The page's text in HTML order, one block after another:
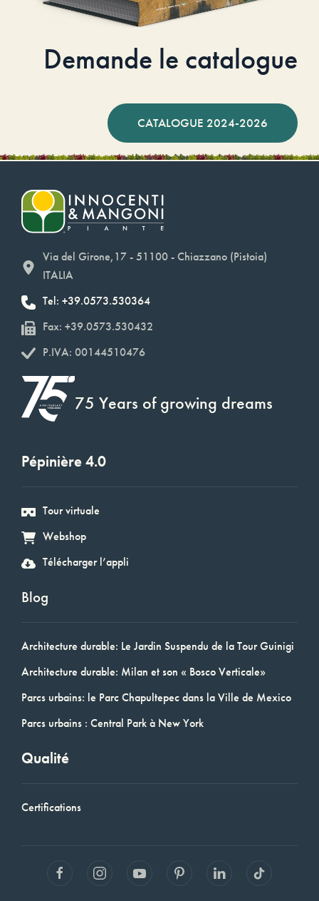
Demande le catalogue
CATALOGUE 2024-2026
Via del Girone,17 - 51100 - Chiazzano (Pistoia)
ITALIA
Tel: +39.0573.530364
Fax: +39.0573.530432
P.IVA: 00144510476
75 Years of growing dreams
Pépinière 4.0
Tour virtuale
Webshop
Télécharger l’appli
Blog
Architecture durable: Le Jardin Suspendu de la Tour Guinigi
Architecture durable: Milan et son « Bosco Verticale»
Parcs urbains: le Parc Chapultepec dans la Ville de Mexico
Parcs urbains : Central Park à New York
Qualité
Certifications